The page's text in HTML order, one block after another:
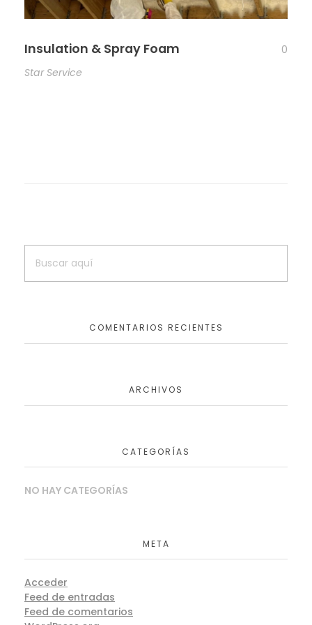
Insulation & Spray Foam
0
Star Service
COMENTARIOS RECIENTES
ARCHIVOS
CATEGORÍAS
NO HAY CATEGORÍAS
META
Acceder
Feed de entradas
Feed de comentarios